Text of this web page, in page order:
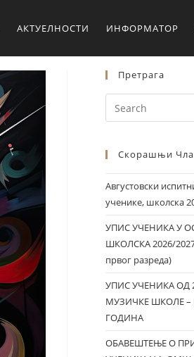
АКТУЕЛНОСТИ ИНФОРМАТОР
Претрага
Скорашњи
Августовски
ученике, школска
УПИС УЧЕНИКА У
ШКОЛСКА 2026/
првог разреда)
УПИС УЧЕНИКА ОД
МУЗИЧКЕ ШКОЛЕ –
ГОДИНА
ОБАВЕШТЕЊЕ О